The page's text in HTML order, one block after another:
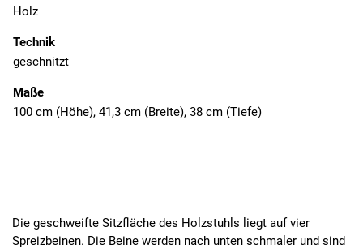
Holz
Technik
geschnitzt
Maße
100 cm (Höhe), 41,3 cm (Breite), 38 cm (Tiefe)
Die geschweifte Sitzfläche des Holzstuhls liegt auf vier
Spreizbeinen. Die Beine werden nach unten schmaler und sind